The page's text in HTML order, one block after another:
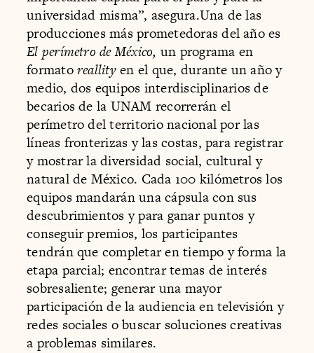
universidad misma”, asegura.Una de las
producciones más prometedoras del año es
El perímetro de México, un programa en
formatoreallityen el que, durante un año y
medio, dos equipos interdisciplinarios de
becarios de la UNAM recorrerán el
perímetro del territorio nacional por las
líneas fronterizas y las costas, para registrar
y mostrar la diversidad social, cultural y
natural de México. Cada 100 kilómetros los
equipos mandarán una cápsula con sus
descubrimientos y para ganar puntos y
conseguir premios, los participantes
tendrán que completar en tiempo y forma la
etapa parcial; encontrar temas de interés
sobresaliente; generar una mayor
participación de la audiencia en televisión y
redes sociales o buscar soluciones creativas
a problemas similares.